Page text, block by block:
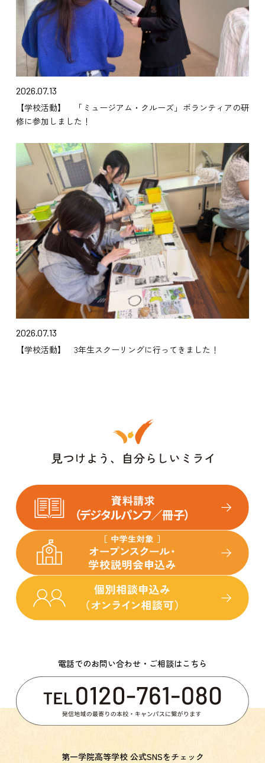
2026.07.13
【学校活動】 「ミュージアム・クルーズ」ボランティアの研
修に参加しました！
2026.07.13
【学校活動】 3年生スクーリングに行ってきました！
電話でのお問い合わせ・ご相談はこちら
第一学院高等学校 公式SNSをチェック